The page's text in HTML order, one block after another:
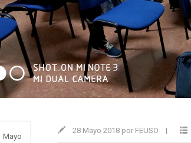
Mayo
28 Mayo 2018 por FEUSO |